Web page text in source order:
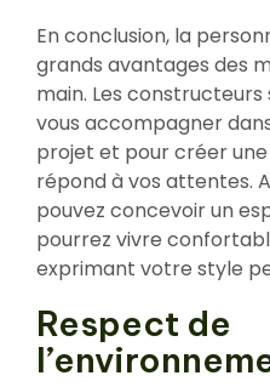
En conclusion, la
grands avantages des
main. Les
vous accompagner
projet et pour créer
répond à vos attentes.
pouvez concevoir un
pourrez vivre
exprimant votre style
Respect de